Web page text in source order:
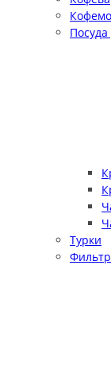
Турки